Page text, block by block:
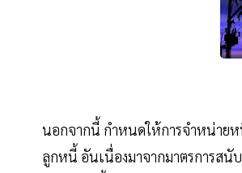
นอกจากนี้ กำหนดให้การจำหน่าย
ลูกหนี้ อันเนื่องมาจากมาตรการส